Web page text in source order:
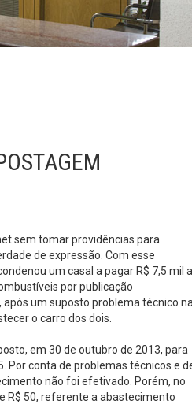
sem tomar providências para
de expressão. Com esse
um casal a pagar R$ 7,5 mil a
por publicação
um suposto problema técnico na
o carro dos dois.
em 30 de outubro de 2013, para
Por conta de problemas técnicos e
não foi efetivado. Porém, no
R$ 50, referente a abastecimento